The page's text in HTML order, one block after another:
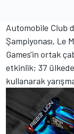
Automobile Club
Şampiyonası, Le
Games'in ortak
etkinlik; 37
kullanarak